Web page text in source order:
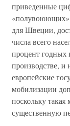
приведенные
«полувоюющих»
для Швеции,
числа всего
процент годных
производстве, и
европейские
мобилизации
поскольку
существенную